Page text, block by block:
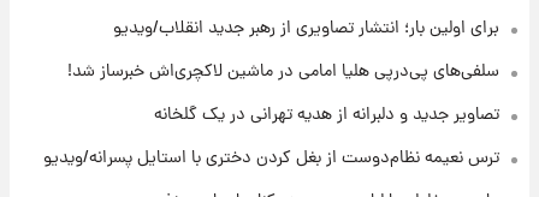
۱۹ ساعت پیش
با قدرتمندترین و بادوام ترین تانک جهان آشنا
شوید+ فیلم
۲۰ ساعت پیش
برای اولین بار؛ انتشار تصاویری از رهبر جدید انقلاب/ویدیو
سلفی‌های پی‌درپی هلیا امامی در ماشین لاکچری‌اش خبرساز شد!
تصاویر جدید و دلبرانه از هدیه تهرانی در یک گلخانه
ترس نعیمه نظام‌دوست از بغل کردن دختری با استایل پسرانه/ویدیو